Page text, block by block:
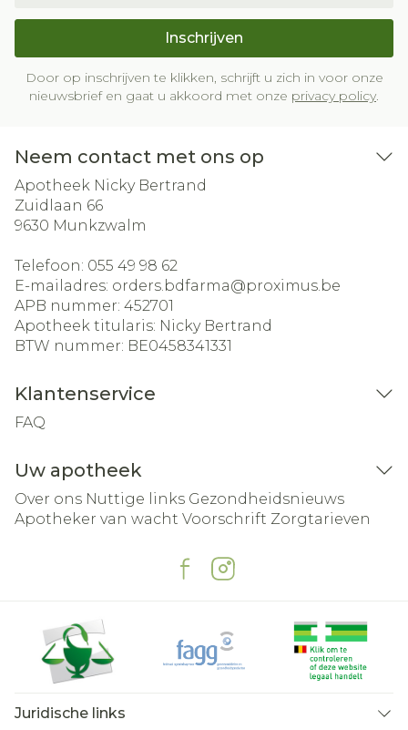
Inschrijven
Door op inschrijven te klikken, schrijft u zich in voor onze
nieuwsbrief en gaat u akkoord met onze privacy policy.
Neem contact met ons op
Apotheek Nicky Bertrand
Zuidlaan 66
9630 Munkzwalm
Telefoon: 055 49 98 62
E-mailadres: orders.bdfarma@proximus.be
APB nummer: 452701
Apotheek titularis: Nicky Bertrand
BTW nummer: BE0458341331
Klantenservice
FAQ
Uw apotheek
Over ons Nuttige links Gezondheidsnieuws
Apotheker van wacht Voorschrift Zorgtarieven
Juridische links